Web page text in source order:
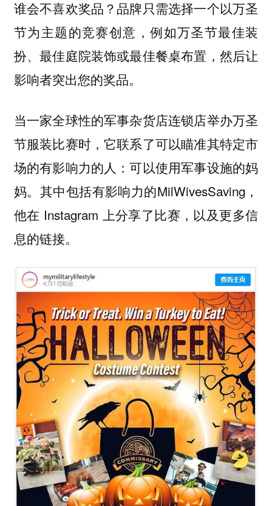
谁会不喜欢奖品？品牌只需选择一个以万圣
节为主题的竞赛创意，例如万圣节最佳装
扮、最佳庭院装饰或最佳餐桌布置，然后让
影响者突出您的奖品。
当一家全球性的军事杂货店连锁店举办万圣
节服装比赛时，它联系了可以瞄准其特定市
场的有影响力的人：可以使用军事设施的妈
妈。其中包括有影响力的MilWivesSaving，
他在 Instagram 上分享了比赛，以及更多信
息的链接。